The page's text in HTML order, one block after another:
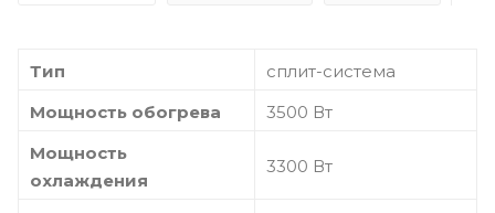
Тип
сплит-система
Мощность обогрева
3500 Вт
Мощность
охлаждения
3300 Вт